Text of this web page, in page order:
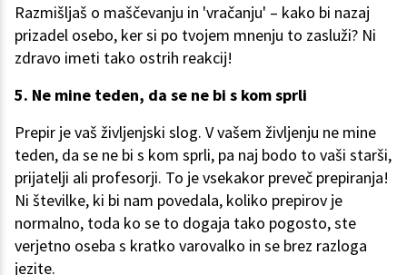
Razmišljaš o maščevanju in 'vračanju' – kako bi nazaj
prizadel osebo, ker si po tvojem mnenju to zasluži? Ni
zdravo imeti tako ostrih reakcij!
5. Ne mine teden, da se ne bi s kom sprli
Prepir je vaš življenjski slog. V vašem življenju ne mine
teden, da se ne bi s kom sprli, pa naj bodo to vaši starši,
prijatelji ali profesorji. To je vsekakor preveč prepiranja!
Ni številke, ki bi nam povedala, koliko prepirov je
normalno, toda ko se to dogaja tako pogosto, ste
verjetno oseba s kratko varovalko in se brez razloga
jezite.